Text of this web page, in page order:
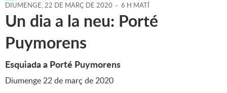
DIUMENGE,22 DE MARÇ DE 2020 - 6 H MATÍ
Un dia a la neu: Porté
Puymorens
Esquiada a Porté Puymorens
Diumenge 22 de març de 2020